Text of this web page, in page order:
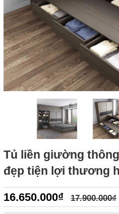
Tủ liền giường
đẹp tiện lợi thương
16.650.000₫ 17.900.000₫